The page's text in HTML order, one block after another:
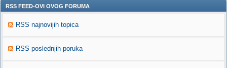
RSS FEED-OVI OVOG FORUMA
RSS najnovijih topica
RSS poslednjih poruka